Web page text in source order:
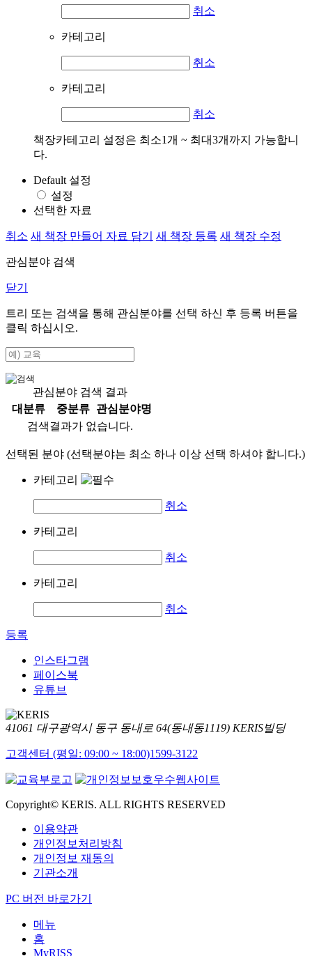
취소
카테고리
취소
카테고리
취소
책장카테고리 설정은 최소1개 ~ 최대3개까지 가능합니
다.
Default 설정
설정
선택한 자료
취소 새 책장 만들어 자료 담기 새 책장 등록 새 책장 수정
관심분야 검색
닫기
트리 또는 검색을 통해 관심분야를 선택 하신 후 등록 버튼을
클릭 하십시오.
관심분야 검색 결과
대분류
중분류
관심분야명
검색결과가 없습니다.
선택된 분야 (선택분야는 최소 하나 이상 선택 하셔야 합니다.)
카테고리
취소
카테고리
취소
카테고리
취소
등록
인스타그램
페이스북
유튜브
41061 대구광역시 동구 동내로 64(동내동1119) KERIS빌딩
고객센터 (평일: 09:00 ~ 18:00)1599-3122
Copyright© KERIS. ALL RIGHTS RESERVED
이용약관
개인정보처리방침
개인정보 재동의
기관소개
PC 버전 바로가기
메뉴
홈
MyRISS